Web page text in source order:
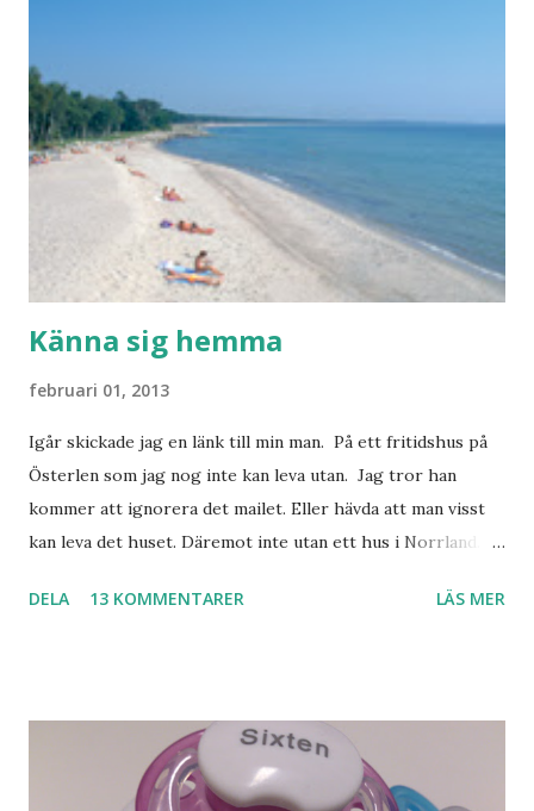
Rester med några tjejkompisar. Ska bli underbart. Men det
behöver jag nog inte säga.
Känna sig hemma
februari 01, 2013
Igår skickade jag en länk till min man. På ett fritidshus på
Österlen som jag nog inte kan leva utan. Jag tror han
kommer att ignorera det mailet. Eller hävda att man visst
kan leva det huset. Däremot inte utan ett hus i Norrland.
används. Min man samlar på hus. Bara inte såna hus som
lånade från www.ystad.se
DELA 13 KOMMENTARER LÄS MER